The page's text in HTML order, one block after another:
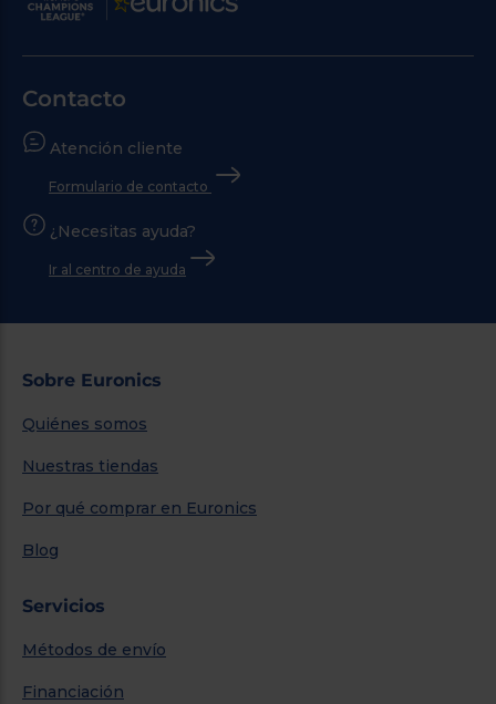
Contacto
Atención cliente
Formulario de contacto
¿Necesitas ayuda?
Ir al centro de ayuda
Sobre Euronics
Quiénes somos
Nuestras tiendas
Por qué comprar en Euronics
Blog
Servicios
Métodos de envío
Financiación